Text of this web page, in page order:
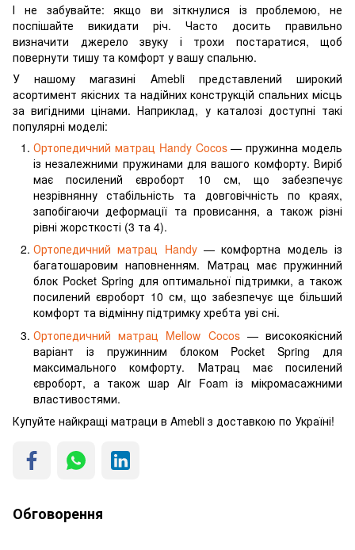
І не забувайте: якщо ви зіткнулися із проблемою, не
поспішайте викидати річ. Часто досить правильно
визначити джерело звуку і трохи постаратися, щоб
повернути тишу та комфорт у вашу спальню.
У нашому магазині Amebli представлений широкий
асортимент якісних та надійних конструкцій спальних місць
за вигідними цінами. Наприклад, у каталозі доступні такі
популярні моделі:
Ортопедичний матрац Handy Cocos— пружинна модель
із незалежними пружинами для вашого комфорту. Виріб
має посилений євроборт 10 см, що забезпечує
незрівнянну стабільність та довговічність по краях,
запобігаючи деформації та провисання, а також різні
рівні жорсткості (3 та 4).
Ортопедичний матрац Handy— комфортна модель із
багатошаровим наповненням. Матрац має пружинний
блок Pocket Spring для оптимальної підтримки, а також
посилений євроборт 10 см, що забезпечує ще більший
комфорт та відмінну підтримку хребта уві сні.
Ортопедичний матрац Mellow Cocos— високоякісний
варіант із пружинним блоком Pocket Spring для
максимального комфорту. Матрац має посилений
євроборт, а також шар Air Foam із мікромасажними
властивостями.
Купуйте найкращі матраци в Amebli з доставкою по Україні!
Обговорення